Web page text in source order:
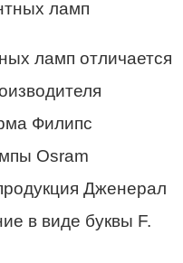
ламп отличается
Филипс
Osram
Дженерал
в виде буквы F.